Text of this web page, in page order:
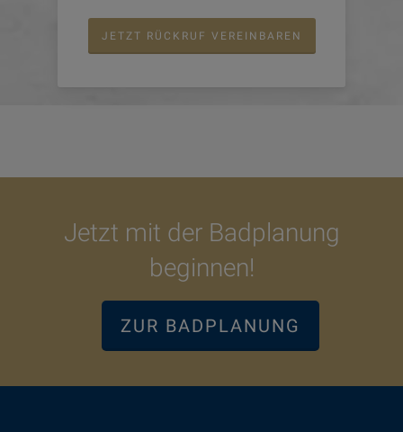
JETZT RÜCKRUF VEREINBAREN
Jetzt mit der Badplanung
beginnen!
ZUR BADPLANUNG